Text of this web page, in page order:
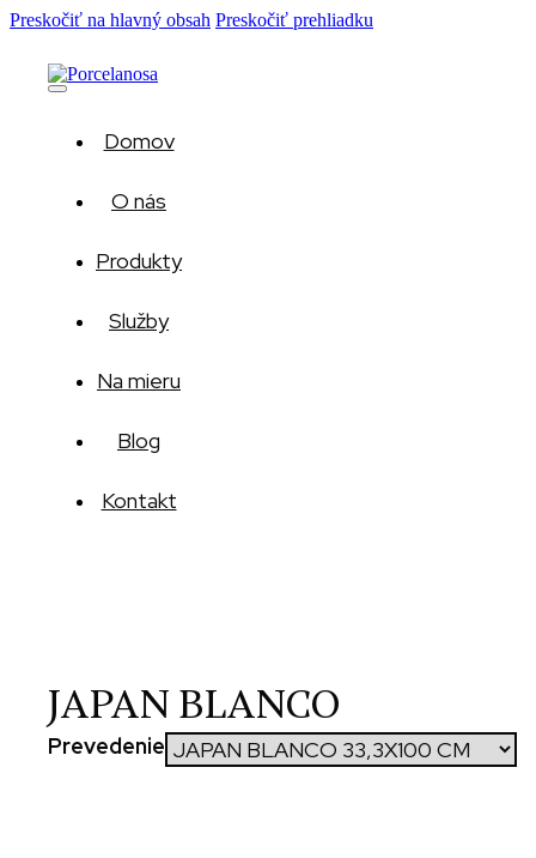
Preskočiť na hlavný obsah Preskočiť prehliadku
Domov
O nás
Produkty
Služby
Na mieru
Blog
Kontakt
JAPAN BLANCO
Prevedenie